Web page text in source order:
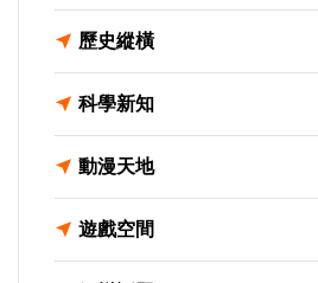
歷史縱橫
科學新知
動漫天地
遊戲空間